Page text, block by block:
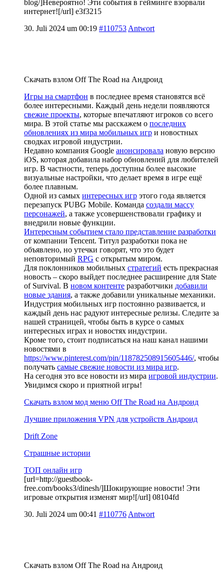
blog/]Невероятно! Эти события в гейминге взорвали
интернет![/url] e3f3215
30. Juli 2024 um 00:19 #110753 Antwort
Скачать взлом Off The Road на Андроид
Игры на смартфон в последнее время становятся всё
более интересными. Каждый день недели появляются
свежие проекты, которые впечатляют игроков со всего
мира. В этой статье мы расскажем о последних
обновлениях из мира мобильных игр и новостных
сводках игровой индустрии.
Недавно компания Google анонсировала новую версию
iOS, которая добавила набор обновлений для любителей
игр. В частности, теперь доступны более высокие
визуальные настройки, что делает время в игре ещё
более плавным.
Одной из самых интересных игр этого года является
перезапуск PUBG Mobile. Команда создали массу
персонажей, а также усовершенствовали графику и
внедрили новые функции.
Интересным событием стало представление разработки
от компании Tencent. Титул разработки пока не
объявлено, но утечки говорят, что это будет
неповторимый RPG с открытым миром.
Для поклонников мобильных стратегий есть прекрасная
новость – скоро выйдет последнее расширение для State
of Survival. В новом контенте разработчики добавили
новые здания, а также добавили уникальные механики.
Индустрия мобильных игр постоянно развивается, и
каждый день нас радуют интересные релизы. Следите за
нашей страницей, чтобы быть в курсе о самых
интересных играх и новостях индустрии.
Кроме того, стоит подписаться на наш канал нашими
новостями в
https://www.pinterest.com/pin/118782508915605446/, чтобы
получать самые свежие новости из мира игр.
На сегодня это все новости из мира игровой индустрии.
Увидимся скоро и приятной игры!
Скачать взлом мод меню Off The Road на Андроид
Лучшие приложения VPN для устройств Андроид
Drift Zone
Страшные истории
ТОП онлайн игр
[url=http://guestbook-
free.com/books3/dinesh/]Шокирующие новости! Эти
игровые открытия изменят мир![/url] 08104fd
30. Juli 2024 um 00:41 #110776 Antwort
Скачать взлом Off The Road на Андроид